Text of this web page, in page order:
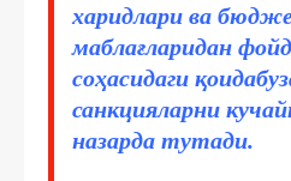
харидлари ва
маблағларидан
соҳасидаги
санкцияларни
назарда тутади.